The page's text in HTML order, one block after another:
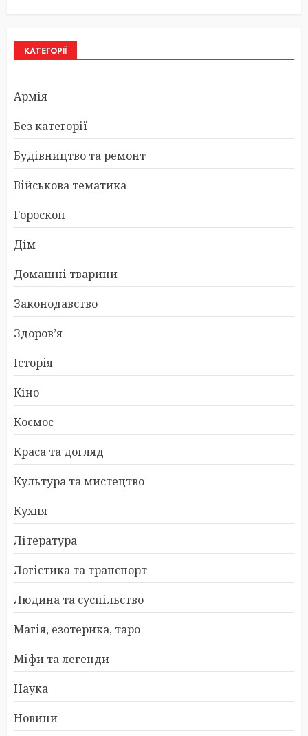
КАТЕГОРІЇ
Армія
Без категорії
Будівництво та ремонт
Військова тематика
Гороскоп
Дім
Домашні тварини
Законодавство
Здоров’я
Історія
Кіно
Космос
Краса та догляд
Культура та мистецтво
Кухня
Література
Логістика та транспорт
Людина та суспільство
Магія, езотерика, таро
Міфи та легенди
Наука
Новини